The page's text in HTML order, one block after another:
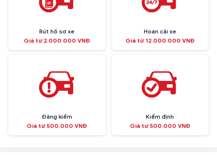
Rút hồ sơ xe
Giá từ 2.000.000 VNĐ
Hoán cải xe
Giá từ 12.000.000 VNĐ
Đăng kiểm
Giá từ 500.000 VNĐ
Kiểm định
Giá từ 500.000 VNĐ